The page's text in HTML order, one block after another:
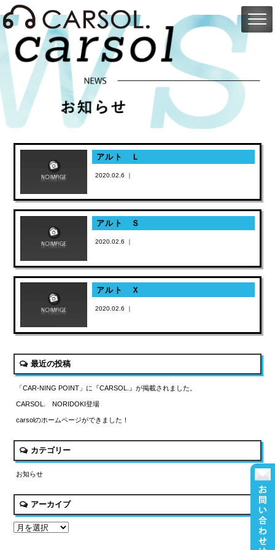
アルト Ｌ
2020.02.6 ｜
アルト Ｓ
2020.02.6 ｜
アルト Ｘ
2020.02.6 ｜
最近の投稿
「CAR-NING POINT」に『CARSOL.』が掲載されました。
CARSOL. NORIDOKI登場
carsolのホームページができました！
カテゴリー
お知らせ
アーカイブ